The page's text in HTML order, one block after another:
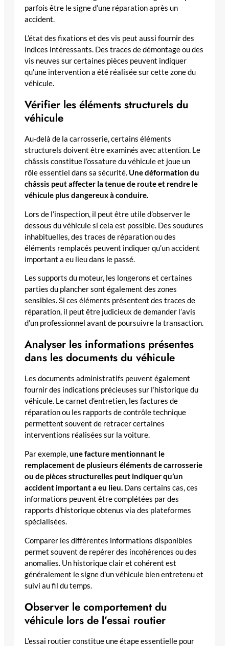
parfois être le signe d’une réparation après un
accident.
L’état des fixations et des vis peut aussi fournir des
indices intéressants. Des traces de démontage ou des
vis neuves sur certaines pièces peuvent indiquer
qu’une intervention a été réalisée sur cette zone du
véhicule.
Vérifier les éléments structurels du
véhicule
Au-delà de la carrosserie, certains éléments
structurels doivent être examinés avec attention. Le
châssis constitue l’ossature du véhicule et joue un
rôle essentiel dans sa sécurité. Une déformation du
châssis peut affecter la tenue de route et rendre le
véhicule plus dangereux à conduire.
Lors de l’inspection, il peut être utile d’observer le
dessous du véhicule si cela est possible. Des soudures
inhabituelles, des traces de réparation ou des
éléments remplacés peuvent indiquer qu’un accident
important a eu lieu dans le passé.
Les supports du moteur, les longerons et certaines
parties du plancher sont également des zones
sensibles. Si ces éléments présentent des traces de
réparation, il peut être judicieux de demander l’avis
d’un professionnel avant de poursuivre la transaction.
Analyser les informations présentes
dans les documents du véhicule
Les documents administratifs peuvent également
fournir des indications précieuses sur l’historique du
véhicule. Le carnet d’entretien, les factures de
réparation ou les rapports de contrôle technique
permettent souvent de retracer certaines
interventions réalisées sur la voiture.
Par exemple,une facture mentionnant le
remplacement de plusieurs éléments de carrosserie
ou de pièces structurelles peut indiquer qu’un
accident important a eu lieu. Dans certains cas, ces
informations peuvent être complétées par des
rapports d’historique obtenus via des plateformes
spécialisées.
Comparer les différentes informations disponibles
permet souvent de repérer des incohérences ou des
anomalies. Un historique clair et cohérent est
généralement le signe d’un véhicule bien entretenu et
suivi au fil du temps.
Observer le comportement du
véhicule lors de l’essai routier
L’essai routier constitue une étape essentielle pour